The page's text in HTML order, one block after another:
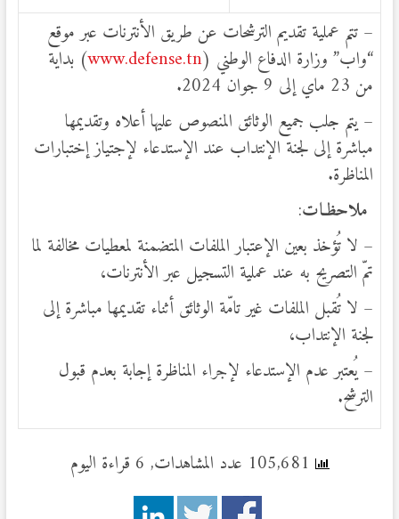
– تتم عملية تقديم الترشحات عن طريق الأنترنات عبر موقع
“واب” وزارة الدفاع الوطني (www.defense.tn) بداية
من 23 ماي إلى 9 جوان 2024.
– يتم جلب جميع الوثائق المنصوص عليها أعلاه وتقديمها
مباشرة إلى لجنة الإنتداب عند الإستدعاء لإجتياز إختبارات
المناظرة.
ملاحظـات:
– لا تُؤخذ بعين الإعتبار الملفات المتضمنة لمعطيات مخالفة لما
تمّ التصريح به عند عملية التسجيل عبر الأنترنات،
– لا تُقبل الملفات غير تامّة الوثائق أثناء تقديمها مباشرة إلى
لجنة الإنتداب،
– يُعتبر عدم الإستدعاء لإجراء المناظرة إجابة بعدم قبول
الترشح.